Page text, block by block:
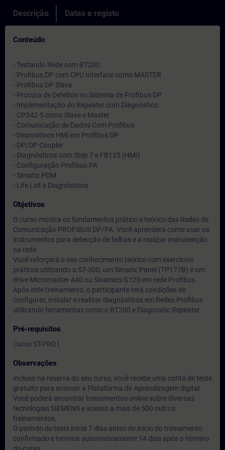
Descrição Datas e registo
Conteúdo
- Testando Rede com BT200
- Profibus DP com CPU Interface como MASTER
- Profibus DP Slave
- Procura de Defeitos no Sistema de Profibus DP
- Implementação do Repeater com Diagnóstico
- CP342-5 como Slave e Master
- Comunicação de Dados Com Profibus
- Dispositivos HMI em Profibus DP
- DP/DP Coupler
- Diagnósticos com Step 7 e FB125 (HMI)
- Configuração Profibus PA
- Simatic PDM
- Life List e Diagnósticos
Objetivos
O curso mostra os fundamentos prático e teórico das Redes de
Comunicação PROFIBUS DP/PA. Você aprenderá como usar os
instrumentos para detecção de falhas e a realizar manutenção
na rede.
Você reforçará o seu conhecimento teórico com exercícios
práticos utilizando o S7-300, um Simatic Panel (TP177B) e um
drive Micromaster 440 ou Sinamics G120 em rede Profibus.
Após este treinamento, o participante terá condições de
configurar, instalar e realizar diagnósticos em Redes Profibus
utilizando ferramentas como o BT200 e Diagnostic Repeater.
Pré-requisitos
Curso ST-PRO1
Observações
Incluso na reserva do seu curso, você recebe uma conta de teste
gratuito para acessar a Plataforma de Aprendizagem digital.
Você poderá encontrar treinamentos online sobre diversas
tecnologias SIEMENS e acesso a mais de 500 outros
treinamentos.
O período de teste inicia 7 dias antes do inicio do treinamento
confirmado e termina automaticamente 14 dias após o término